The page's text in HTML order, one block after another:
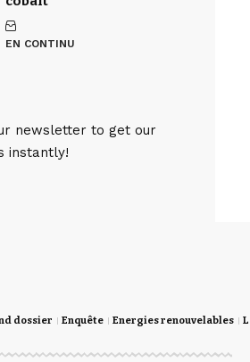
EN CONTINU
newsletter to get our
instantly!
dossier Enquête Energies renouvelables